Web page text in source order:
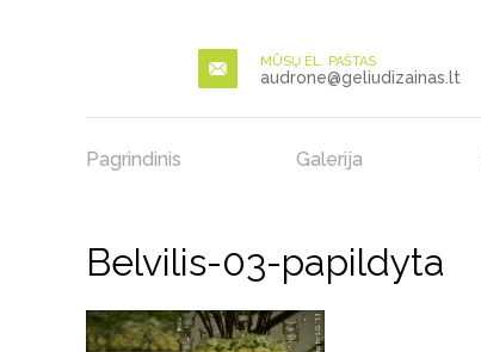
MŪSŲ EL. PAŠTAS
audrone@geliudizainas.lt
Pagrindinis Galerija
Belvilis-03-papildyta